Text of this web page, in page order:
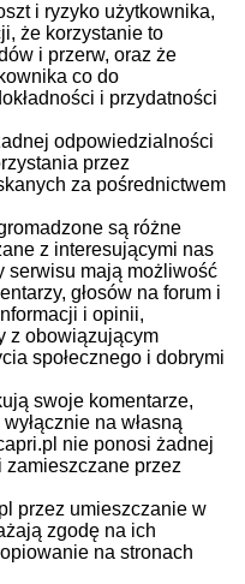
i ryzyko użytkownika,
że korzystanie to
i przerw, oraz że
co do
i przydatności
odpowiedzialności
przez
za pośrednictwem
są różne
z interesującymi nas
serwisu mają możliwość
głosów na forum i
i opinii,
z obowiązującym
społecznego i dobrymi
swoje komentarze,
na własną
nie ponosi żadnej
przez
przez umieszczanie w
zgodę na ich
na stronach